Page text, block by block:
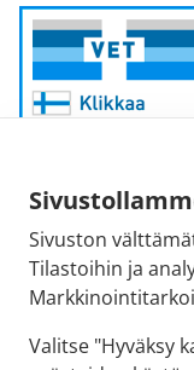
Sivuston
Tilastoihin ja
Valitse "Hyväksy
Sähköpostiosoite:
Fimean vaihde: